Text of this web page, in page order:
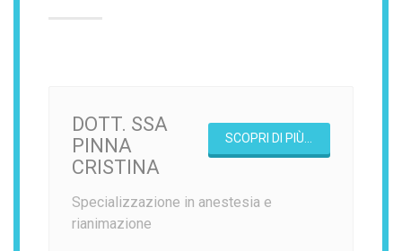
SCOPRI DI PIÙ...
DOTT. SSA
PINNA
CRISTINA
Specializzazione in anestesia e
rianimazione